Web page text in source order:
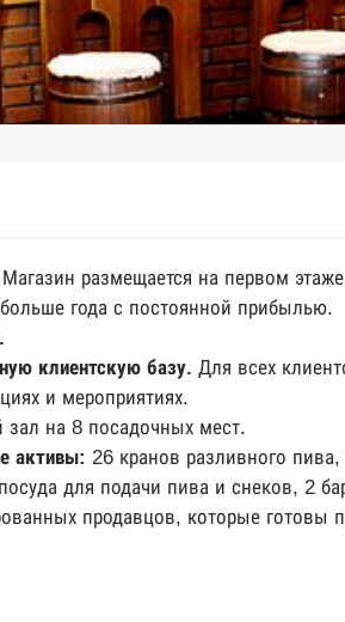
размещается на первом
года с постоянной прибылью.
клиентскую базу. Для всех
и мероприятиях.
на 8 посадочных мест.
активы: 26 кранов разливного
для подачи пива и снеков, 2
продавцов, которые готовы